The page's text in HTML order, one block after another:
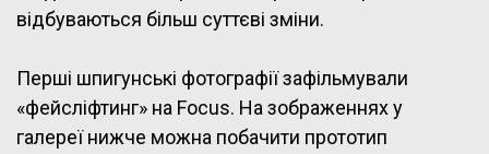
відбуваються більш суттєві зміни.
Перші шпигунські фотографії зафільмували
«фейсліфтинг» на Focus. На зображеннях у
галереї нижче можна побачити прототип